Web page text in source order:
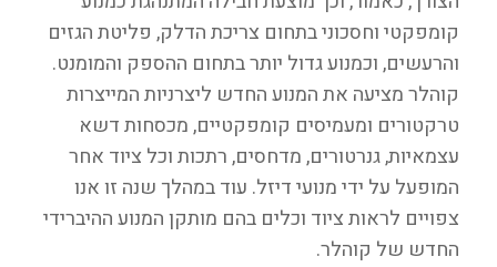
קומפקטי וחסכוני בתחום צריכת הדלק, פליטת הגזים
והרעשים, וכמנוע גדול יותר בתחום ההספק והמומנט.
קוהלר מציעה את המנוע החדש ליצרניות המייצרות
טרקטורים ומעמיסים קומפקטיים, מכסחות דשא
עצמאיות, גנרטורים, מדחסים, רתכות וכל ציוד אחר
המופעל על ידי מנועי דיזל. עוד במהלך שנה זו אנו
צפויים לראות ציוד וכלים בהם מותקן המנוע ההיברידי
החדש של קוהלר.